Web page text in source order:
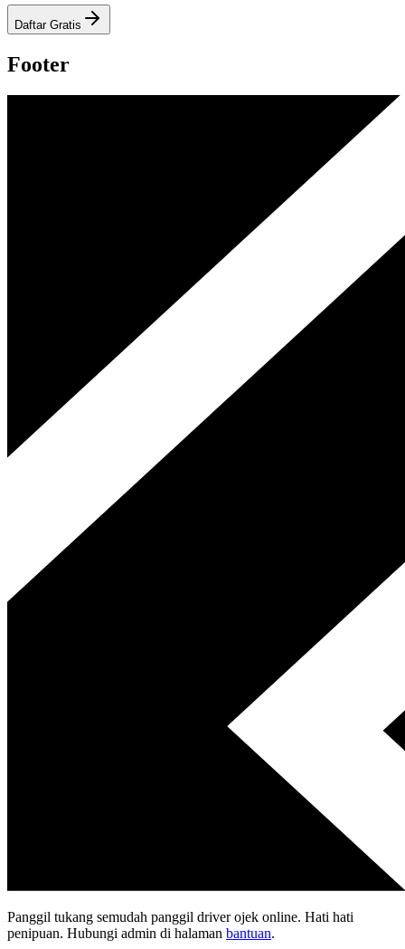
Daftar Gratis
Footer
Panggil tukang semudah panggil driver ojek online. Hati hati
penipuan. Hubungi admin di halaman bantuan.